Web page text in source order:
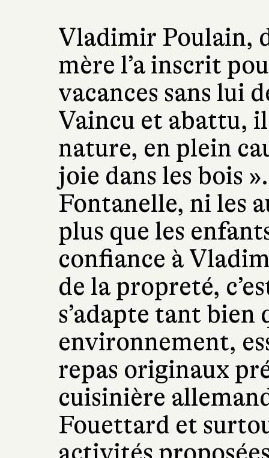
Vladimir Poulain,
mère l’a inscrit
vacances sans lui
Vaincu et abattu,
nature, en plein
joie dans les bois
Fontanelle, ni les
plus que les
confiance à
de la propreté,
s’adapte tant bien
environnement,
repas originaux
cuisinière
Fouettard et